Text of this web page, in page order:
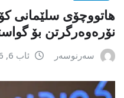
هاتووچۆی سلێمانی
نۆرەوەرگرتن بۆ
سەرنوسەر ئاب 6, 2026